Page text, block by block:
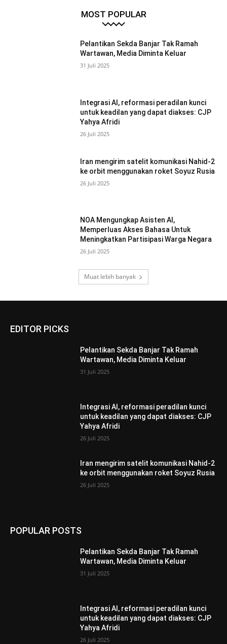
MOST POPULAR
Pelantikan Sekda Banjar Tak Ramah
Wartawan, Media Diminta Keluar
31 Juli 2025
Integrasi AI, reformasi peradilan kunci
untuk keadilan yang dapat diakses: CJP
Yahya Afridi
26 Juli 2025
Iran mengirim satelit komunikasi Nahid-2
ke orbit menggunakan roket Soyuz Rusia
26 Juli 2025
NOA Mengungkap Asisten AI,
Memperluas Akses Bahasa Untuk
Meningkatkan Partisipasi Warga Negara
26 Juli 2025
Muat lebih banyak
EDITOR PICKS
Pelantikan Sekda Banjar Tak Ramah
Wartawan, Media Diminta Keluar
31 Juli 2025
Integrasi AI, reformasi peradilan kunci
untuk keadilan yang dapat diakses: CJP
Yahya Afridi
26 Juli 2025
Iran mengirim satelit komunikasi Nahid-2
ke orbit menggunakan roket Soyuz Rusia
26 Juli 2025
POPULAR POSTS
Pelantikan Sekda Banjar Tak Ramah
Wartawan, Media Diminta Keluar
31 Juli 2025
Integrasi AI, reformasi peradilan kunci
untuk keadilan yang dapat diakses: CJP
Yahya Afridi
26 Juli 2025